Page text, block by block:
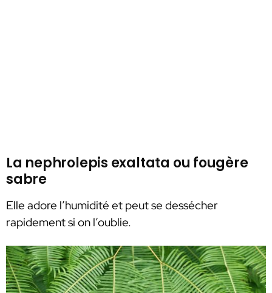
La nephrolepis exaltata ou fougère
sabre
Elle adore l’humidité et peut se dessécher
rapidement si on l’oublie.